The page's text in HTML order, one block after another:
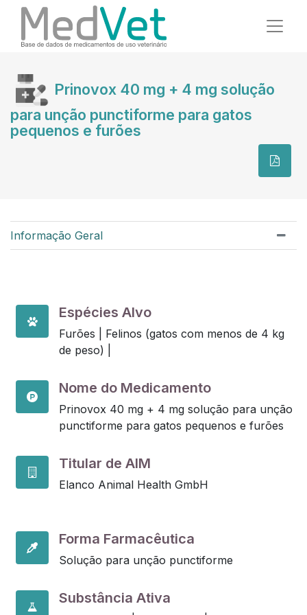
Prinovox 40 mg + 4 mg solução
para unção punctiforme para gatos
pequenos e furões
Informação Geral
Espécies Alvo
Furões | Felinos (gatos com menos de 4 kg
de peso) |
Nome do Medicamento
Prinovox 40 mg + 4 mg solução para unção
punctiforme para gatos pequenos e furões
Titular de AIM
Elanco Animal Health GmbH
Forma Farmacêutica
Solução para unção punctiforme
Substância Ativa